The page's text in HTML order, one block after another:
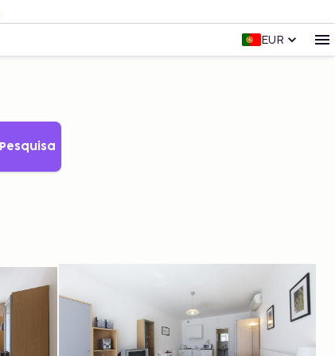
EUR
Pesquisa